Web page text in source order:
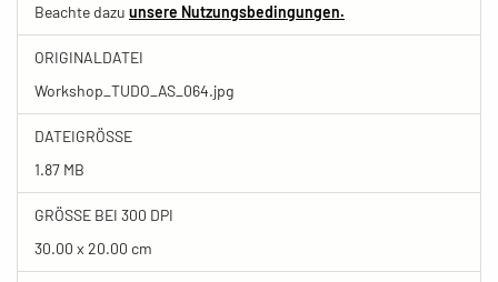
Beachte dazu unsere Nutzungsbedingungen.
ORIGINALDATEI
Workshop_TUDO_AS_064.jpg
DATEIGRÖSSE
1.87 MB
GRÖSSE BEI 300 DPI
30.00 x 20.00 cm